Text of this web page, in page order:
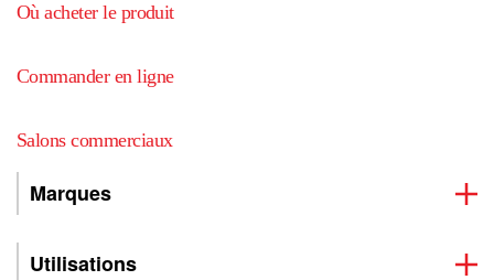
Où acheter le produit
Commander en ligne
Salons commerciaux
Marques
Utilisations